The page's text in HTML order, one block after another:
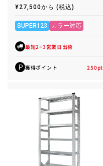
通
価
格
¥27,500から (税込)
SUPER123 カラー対応
最短2~3営業日出荷
P 獲得ポイント 250pt